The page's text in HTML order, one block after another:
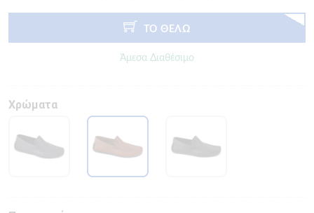
ΤΟ ΘΕΛΩ
Άμεσα Διαθέσιμο
Χρώματα